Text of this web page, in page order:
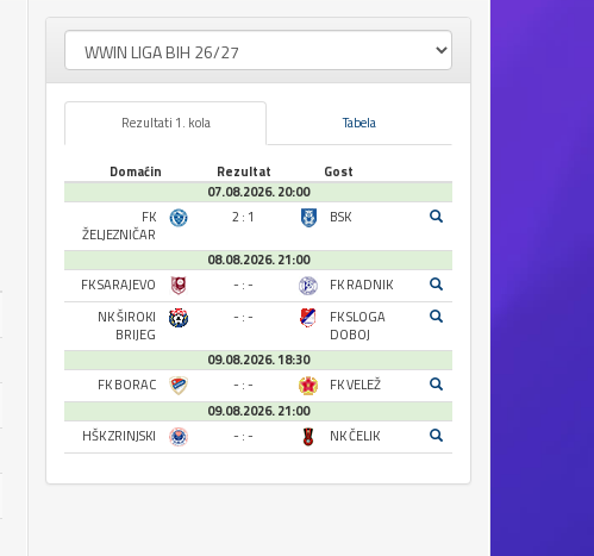
Rezultati 1. kola Tabela
Domaćin Rezultat
Gost
07.08.2026. 20:00
FK
ŽELJEZNIČAR
2 : 1 BSK
08.08.2026. 21:00
FK SARAJEVO
- : -
FK RADNIK
NK ŠIROKI
BRIJEG
- : -
FK SLOGA
DOBOJ
09.08.2026. 18:30
FK BORAC
- : -
FK VELEŽ
09.08.2026. 21:00
HŠK ZRINJSKI
- : - NK ČELIK